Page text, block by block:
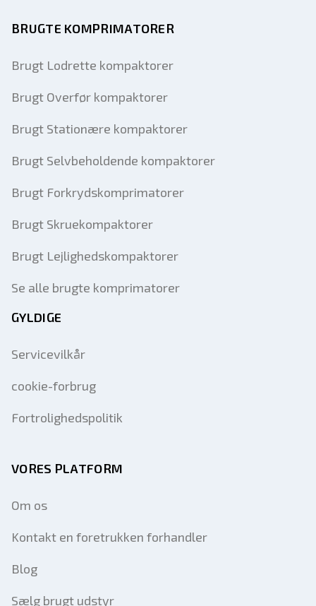
BRUGTE KOMPRIMATORER
Brugt Lodrette kompaktorer
Brugt Overfør kompaktorer
Brugt Stationære kompaktorer
Brugt Selvbeholdende kompaktorer
Brugt Forkrydskomprimatorer
Brugt Skruekompaktorer
Brugt Lejlighedskompaktorer
Se alle brugte komprimatorer
GYLDIGE
Servicevilkår
cookie-forbrug
Fortrolighedspolitik
VORES PLATFORM
Om os
Kontakt en foretrukken forhandler
Blog
Sælg brugt udstyr